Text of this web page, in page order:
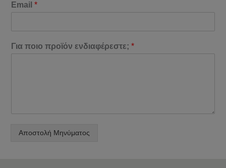
Email*
Για ποιο προϊόν ενδιαφέρεστε;*
Αποστολή Μηνύματος